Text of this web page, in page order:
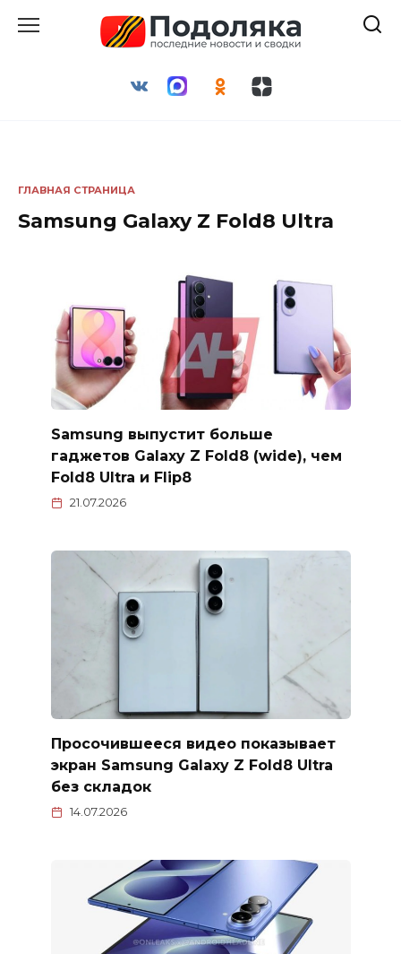
ГЛАВНАЯ СТРАНИЦА
Samsung Galaxy Z Fold8 Ultra
Samsung выпустит больше
гаджетов Galaxy Z Fold8 (wide), чем
Fold8 Ultra и Flip8
21.07.2026
Просочившееся видео показывает
экран Samsung Galaxy Z Fold8 Ultra
без складок
14.07.2026